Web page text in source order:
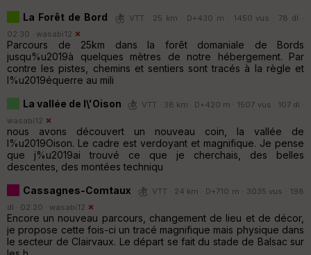
La Forêt de Bord
VTT · 25 km · D+430 m · 1450 vus · 78 dl ·
02:30 · wasabi12
Parcours de 25km dans la forêt domaniale de Bords
jusqu%u2019à quelques mètres de notre hébergement. Par
contre les pistes, chemins et sentiers sont tracés à la règle et
l%u2019équerre au mili
La vallée de l\'Oison
VTT · 38 km · D+420 m · 1507 vus · 107 dl ·
wasabi12
nous avons découvert un nouveau coin, la vallée de
l%u2019Oison. Le cadre est verdoyant et magnifique. Je pense
que j%u2019ai trouvé ce que je cherchais, des belles
descentes, des montées techniqu
Cassagnes-Comtaux
VTT · 24 km · D+710 m · 3035 vus · 198
dl · 02:20 · wasabi12
Encore un nouveau parcours, changement de lieu et de décor,
je propose cette fois-ci un tracé magnifique mais physique dans
le secteur de Clairvaux. Le départ se fait du stade de Balsac sur